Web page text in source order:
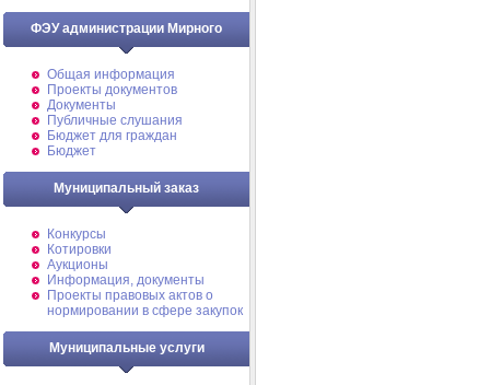
ФЭУ администрации Мирного
Общая информация
Проекты документов
Документы
Публичные слушания
Бюджет для граждан
Бюджет
Муниципальный заказ
Конкурсы
Котировки
Аукционы
Информация, документы
Проекты правовых актов о
нормировании в сфере закупок
Муниципальные услуги